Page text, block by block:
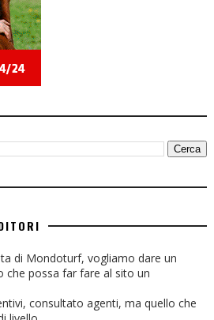
di Mondoturf, vogliamo dare un
che possa far fare al sito un
consultato agenti, ma quello che